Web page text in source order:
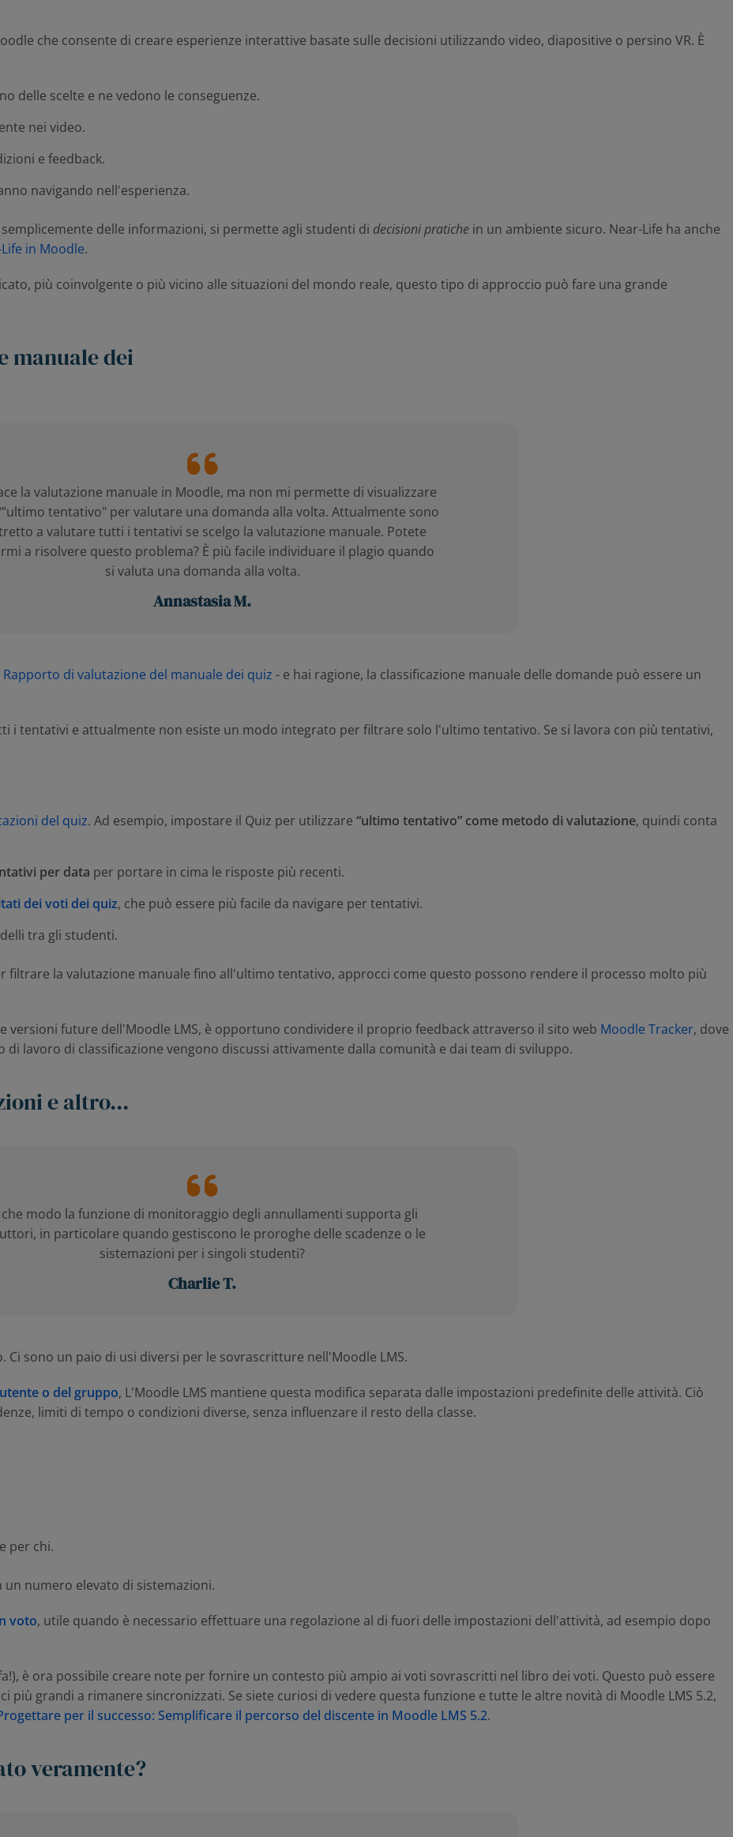
che consente di creare esperienze interattive basate sulle decisioni utilizzando video, diapositive o persino VR. È
delle scelte e ne vedono le conseguenze.
nei video.
e feedback.
navigando nell'esperienza.
delle informazioni, si permette agli studenti di decisioni pratiche in un ambiente sicuro. Near-Life ha anche
in Moodle.
più coinvolgente o più vicino alle situazioni del mondo reale, questo tipo di approccio può fare una grande
manuale dei
la valutazione manuale in Moodle, ma non mi permette di visualizzare
tentativo" per valutare una domanda alla volta. Attualmente sono
a valutare tutti i tentativi se scelgo la valutazione manuale. Potete
a risolvere questo problema? È più facile individuare il plagio quando
si valuta una domanda alla volta.
Annastasia M.
Rapporto di valutazione del manuale dei quiz - e hai ragione, la classificazione manuale delle domande può essere un
i tentativi e attualmente non esiste un modo integrato per filtrare solo l'ultimo tentativo. Se si lavora con più tentativi,
del quiz. Ad esempio, impostare il Quiz per utilizzare “ultimo tentativo” come metodo di valutazione, quindi conta
per data per portare in cima le risposte più recenti.
dei voti dei quiz, che può essere più facile da navigare per tentativi.
tra gli studenti.
la valutazione manuale fino all'ultimo tentativo, approcci come questo possono rendere il processo molto più
versioni future dell'Moodle LMS, è opportuno condividere il proprio feedback attraverso il sito web Moodle Tracker, dove
lavoro di classificazione vengono discussi attivamente dalla comunità e dai team di sviluppo.
e altro...
che modo la funzione di monitoraggio degli annullamenti supporta gli
in particolare quando gestiscono le proroghe delle scadenze o le
sistemazioni per i singoli studenti?
Charlie T.
sono un paio di usi diversi per le sovrascritture nell'Moodle LMS.
o del gruppo, L'Moodle LMS mantiene questa modifica separata dalle impostazioni predefinite delle attività. Ciò
limiti di tempo o condizioni diverse, senza influenzare il resto della classe.
per chi.
numero elevato di sistemazioni.
voto, utile quando è necessario effettuare una regolazione al di fuori delle impostazioni dell'attività, ad esempio dopo
è ora possibile creare note per fornire un contesto più ampio ai voti sovrascritti nel libro dei voti. Questo può essere
grandi a rimanere sincronizzati. Se siete curiosi di vedere questa funzione e tutte le altre novità di Moodle LMS 5.2,
per il successo: Semplificare il percorso del discente in Moodle LMS 5.2.
veramente?